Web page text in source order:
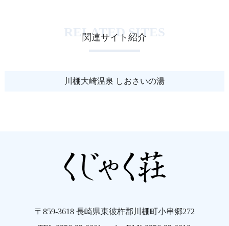
関連サイト紹介
RELATED SITES
川棚大崎温泉 しおさいの湯
〒859-3618 長崎県東彼杵郡川棚町小串郷272